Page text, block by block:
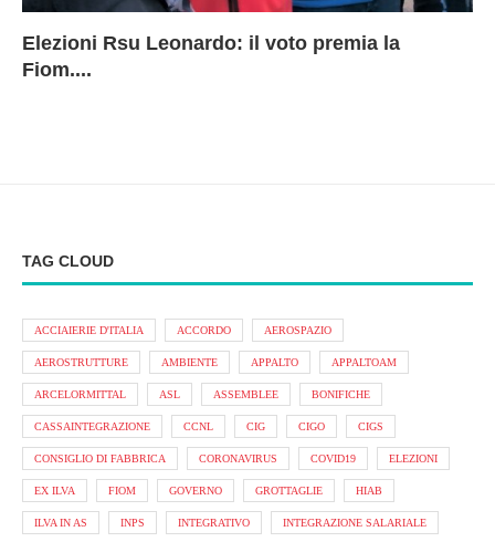
Elezioni Rsu Leonardo: il voto premia la
Fiom....
TAG CLOUD
ACCIAIERIE D'ITALIA ACCORDO AEROSPAZIO
AEROSTRUTTURE AMBIENTE APPALTO APPALTOAM
ARCELORMITTAL ASL ASSEMBLEE BONIFICHE
CASSAINTEGRAZIONE CCNL CIG CIGO CIGS
CONSIGLIO DI FABBRICA CORONAVIRUS COVID19 ELEZIONI
EX ILVA FIOM GOVERNO GROTTAGLIE HIAB
ILVA IN AS INPS INTEGRATIVO INTEGRAZIONE SALARIALE